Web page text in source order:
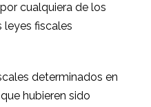
por cualquiera de los
fiscales
determinados en
hubieren sido